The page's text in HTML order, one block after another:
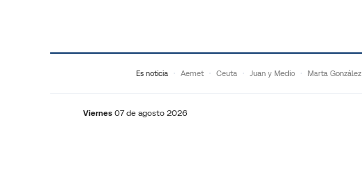
Es noticia Aemet Ceuta Juan y Medio Marta González
Viernes 07 de agosto 2026